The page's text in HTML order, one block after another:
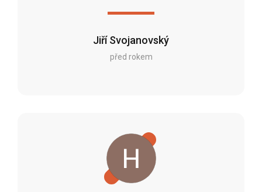
Jiří Svojanovský
před rokem